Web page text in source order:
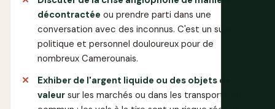
décontractée ou prendre parti dans une
conversation avec des inconnus. C'est un sujet
politique et personnel douloureux pour de
nombreux Camerounais.
Exhiber de l'argent liquide ou des objets de
valeur sur les marchés ou dans les transports en